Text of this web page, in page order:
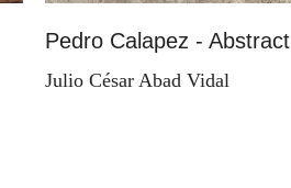
Pedro Calapez - Abstract
Julio César Abad Vidal